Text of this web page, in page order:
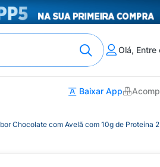
Olá,
Baixar App
Chocolate com Avelã com 10g de Proteína